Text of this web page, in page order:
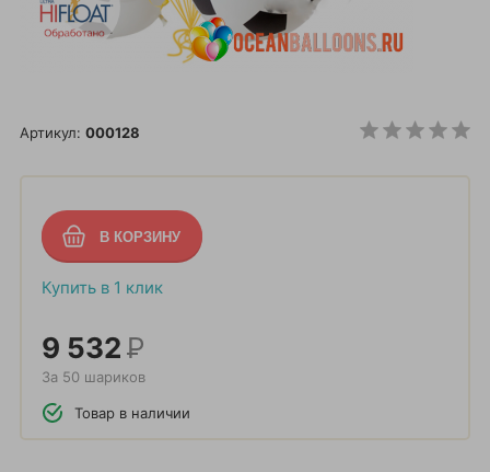
Артикул: 000128
Купить в 1 клик
9 532Р
За 50 шариков
Товар в наличии